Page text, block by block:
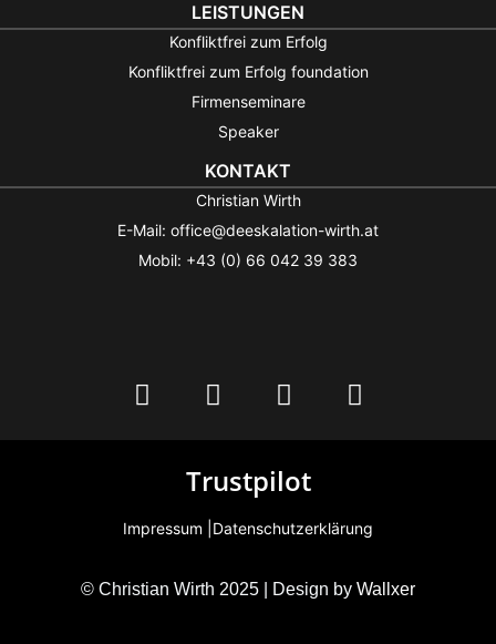
LEISTUNGEN
Konfliktfrei zum Erfolg
Konfliktfrei zum Erfolg foundation
Firmenseminare
Speaker
KONTAKT
Christian Wirth
E-Mail: office@deeskalation-wirth.at
Mobil: +43 (0) 66 042 39 383
Trustpilot
Impressum | Datenschutzerklärung
© Christian Wirth 2025 | Design by Wallxer